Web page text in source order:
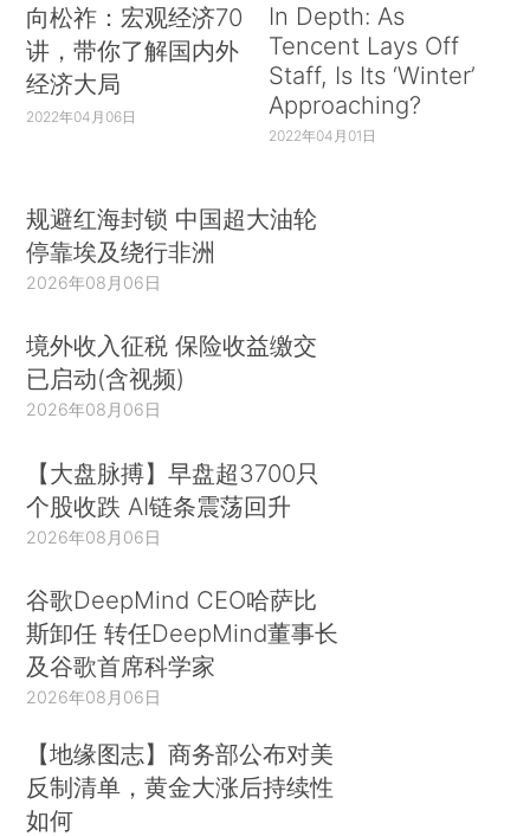
向松祚：宏观经济70
讲，带你了解国内外
经济大局
2022年04月06日
In Depth: As
Tencent Lays Off
Staff, Is Its ‘Winter’
Approaching?
2022年04月01日
规避红海封锁 中国超大油轮
停靠埃及绕行非洲
2026年08月06日
境外收入征税 保险收益缴交
已启动(含视频)
2026年08月06日
【大盘脉搏】早盘超3700只
个股收跌 AI链条震荡回升
2026年08月06日
谷歌DeepMind CEO哈萨比
斯卸任 转任DeepMind董事长
及谷歌首席科学家
2026年08月06日
【地缘图志】商务部公布对美
反制清单，黄金大涨后持续性
如何